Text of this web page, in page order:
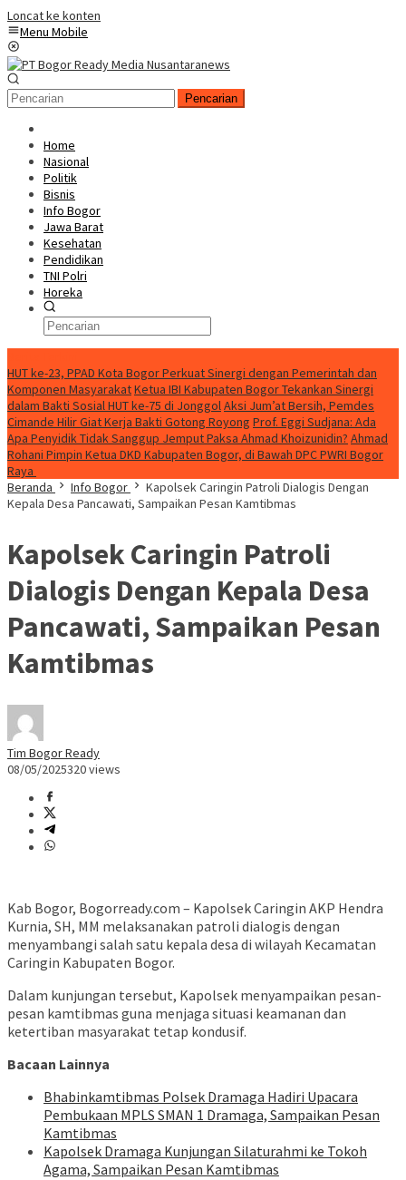
Loncat ke konten
Menu Mobile
Pencarian
Home
Nasional
Politik
Bisnis
Info Bogor
Jawa Barat
Kesehatan
Pendidikan
TNI Polri
Horeka
HUT ke-23, PPAD Kota Bogor Perkuat Sinergi dengan Pemerintah dan
Komponen MasyarakatKetua IBI Kabupaten Bogor Tekankan Sinergi
dalam Bakti Sosial HUT ke-75 di JonggolAksi Jum’at Bersih, Pemdes
Cimande Hilir Giat Kerja Bakti Gotong Royong Prof. Eggi Sudjana: Ada
Apa Penyidik Tidak Sanggup Jemput Paksa Ahmad Khoizunidin? Ahmad
Rohani Pimpin Ketua DKD Kabupaten Bogor, di Bawah DPC PWRI Bogor
Raya
Beranda
Info Bogor
Kapolsek Caringin Patroli Dialogis Dengan
Kepala Desa Pancawati, Sampaikan Pesan Kamtibmas
Kapolsek Caringin Patroli
Dialogis Dengan Kepala Desa
Pancawati, Sampaikan Pesan
Kamtibmas
Tim Bogor Ready
08/05/2025320 views
Kab Bogor, Bogorready.com – Kapolsek Caringin AKP Hendra
Kurnia, SH, MM melaksanakan patroli dialogis dengan
menyambangi salah satu kepala desa di wilayah Kecamatan
Caringin Kabupaten Bogor.
Dalam kunjungan tersebut, Kapolsek menyampaikan pesan-
pesan kamtibmas guna menjaga situasi keamanan dan
ketertiban masyarakat tetap kondusif.
Bacaan Lainnya
Bhabinkamtibmas Polsek Dramaga Hadiri Upacara
Pembukaan MPLS SMAN 1 Dramaga, Sampaikan Pesan
Kamtibmas
Kapolsek Dramaga Kunjungan Silaturahmi ke Tokoh
Agama, Sampaikan Pesan Kamtibmas